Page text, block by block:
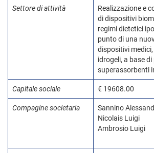
Settore di attività
Realizzazione e
di dispositivi
regimi dietetici
punto di una
dispositivi
idrogeli, a base
superassorbenti
Capitale sociale € 19608.00
Compagine societaria
Sannino
Nicolais Luigi
Ambrosio Luigi